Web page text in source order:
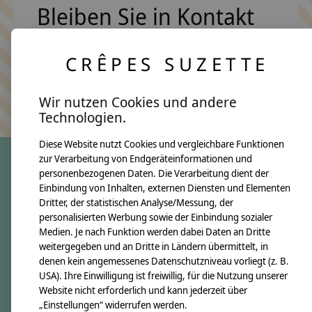
Bleiben Sie in Kontakt
Keine Sorge, wir übertreiben es nicht
crêpes suzette
Über uns
Unsere Creppies
Nähkästchen
Unsere Stoffe
Impressum
CRÊPES SUZETTE
Wir nutzen Cookies und andere
Technologien.
Diese Website nutzt Cookies und vergleichbare Funktionen
zur Verarbeitung von Endgeräteinformationen und
personenbezogenen Daten. Die Verarbeitung dient der
Einbindung von Inhalten, externen Diensten und Elementen
Dritter, der statistischen Analyse/Messung, der
personalisierten Werbung sowie der Einbindung sozialer
Medien. Je nach Funktion werden dabei Daten an Dritte
weitergegeben und an Dritte in Ländern übermittelt, in
denen kein angemessenes Datenschutzniveau vorliegt (z. B.
USA). Ihre Einwilligung ist freiwillig, für die Nutzung unserer
Website nicht erforderlich und kann jederzeit über
„Einstellungen“ widerrufen werden.